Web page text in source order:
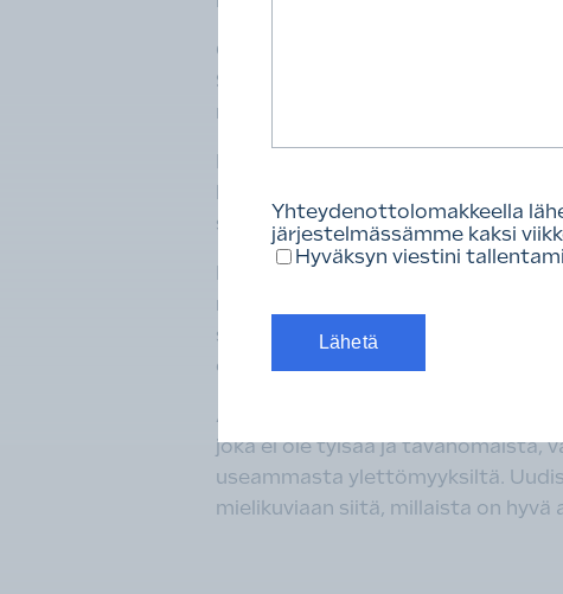
Oman messukäyntini kliimaksiksi
Spinellissä 66,5 neliömetrin
mainio fillariparkki pesu- ja
Euroopan suurin puukerrostalo
kookkaat parvekkeet avartavat
suuntaus, jossa hukkaneliöt eivät
Minulle messujen ehdottomasti
reiluun 15 neliöönsä tilavan parven
sopii, että Vantaalle suunnitellulle
euron kuukausivuokralla.
ARY:n hengessä ehdottaisinkin
joka ei ole tylsää ja tavanomaista,
useammasta ylettömyyksiltä.
mielikuviaan siitä, millaista on hyvä
Yhteydenottolomakkeella
järjestelmässämme kaksi
Hyväksyn viestini